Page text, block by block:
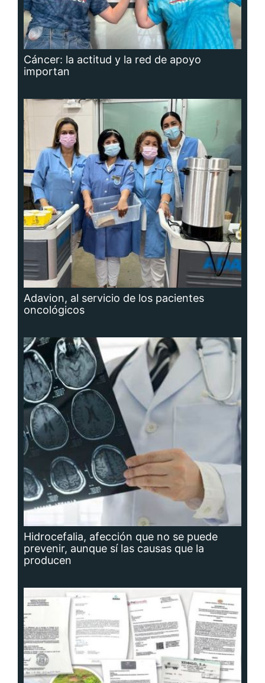
Cáncer: la actitud y la red de apoyo
importan
Adavion, al servicio de los pacientes
oncológicos
Hidrocefalia, afección que no se puede
prevenir, aunque sí las causas que la
producen